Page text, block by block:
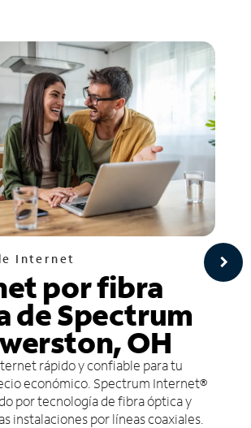
Internet
por fibra
de Spectrum
OH
rápido y confiable para tu
económico. Spectrum Internet®
por tecnología de fibra óptica y
instalaciones por líneas coaxiales.